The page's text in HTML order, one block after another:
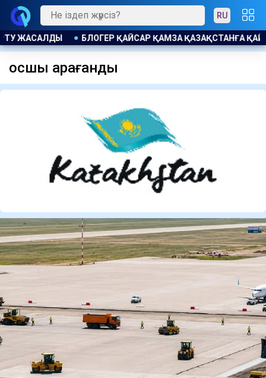
RU
ҚАЙСАР ҚАМЗА ҚАЗАҚСТАНҒА ҚАЙТАРЫЛДЫ
қосшы қарағанды